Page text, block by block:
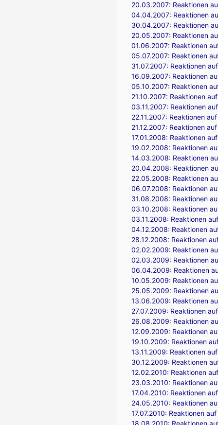
20.03.2007: Reaktionen
04.04.2007: Reaktionen
30.04.2007: Reaktionen
20.05.2007: Reaktionen
01.06.2007: Reaktionen
05.07.2007: Reaktionen
31.07.2007: Reaktionen
16.09.2007: Reaktionen
05.10.2007: Reaktionen
21.10.2007: Reaktionen
03.11.2007: Reaktionen
22.11.2007: Reaktionen
21.12.2007: Reaktionen
17.01.2008: Reaktionen
19.02.2008: Reaktionen
14.03.2008: Reaktionen
20.04.2008: Reaktionen
22.05.2008: Reaktionen
06.07.2008: Reaktionen
31.08.2008: Reaktionen
03.10.2008: Reaktionen
03.11.2008: Reaktionen
04.12.2008: Reaktionen
28.12.2008: Reaktionen
02.02.2009: Reaktionen
02.03.2009: Reaktionen
06.04.2009: Reaktionen
10.05.2009: Reaktionen
25.05.2009: Reaktionen
13.06.2009: Reaktionen
27.07.2009: Reaktionen
26.08.2009: Reaktionen
12.09.2009: Reaktionen
19.10.2009: Reaktionen
13.11.2009: Reaktionen
30.12.2009: Reaktionen
12.02.2010: Reaktionen
23.03.2010: Reaktionen
17.04.2010: Reaktionen
24.05.2010: Reaktionen
17.07.2010: Reaktionen
18.08.2010: Reaktionen